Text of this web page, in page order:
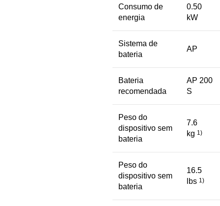
Consumo de
energia
0.50
kW
Sistema de
bateria
AP
Bateria
recomendada
AP 200
S
Peso do
dispositivo sem
bateria
7.6
kg 1)
Peso do
dispositivo sem
bateria
16.5
lbs 1)